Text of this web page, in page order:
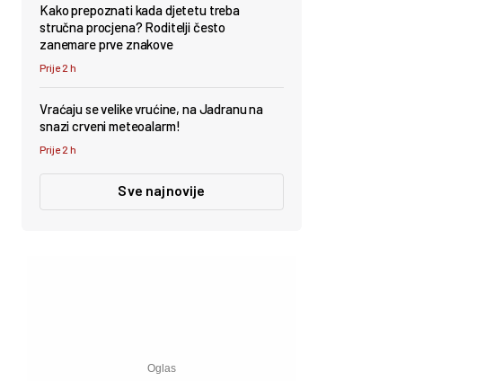
Kako prepoznati kada djetetu treba
stručna procjena? Roditelji često
zanemare prve znakove
Prije 2 h
Vraćaju se velike vrućine, na Jadranu na
snazi crveni meteoalarm!
Prije 2 h
Sve najnovije